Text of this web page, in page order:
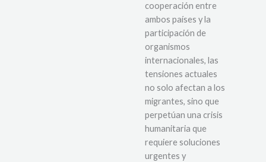
cooperación entre
ambos países y la
participación de
organismos
internacionales, las
tensiones actuales
no solo afectan a los
migrantes, sino que
perpetúan una crisis
humanitaria que
requiere soluciones
urgentes y